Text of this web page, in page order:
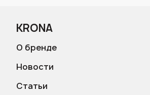
KRONA
О бренде
Новости
Статьи